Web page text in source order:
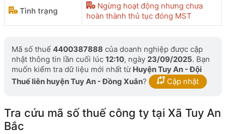
Tình trạng
Ngừng hoạt động nhưng chưa
hoàn thành thủ tục đóng MST
Mã số thuế 4400387888 của doanh nghiệp được cập
nhật thông tin lần cuối lúc 12:10, ngày 23/09/2025. Bạn
muốn kiểm tra dữ liệu mới nhất từ Huyện Tuy An - Đội
Thuế liên huyện Tuy An - Đồng Xuân? Cập nhật
Tra cứu mã số thuế công ty tại Xã Tuy An
Bắc